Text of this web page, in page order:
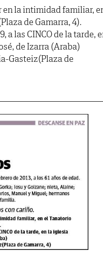
en la intimidad familiar,
de Gamarra, 4).
a las CINCO de la tarde,
de Izarra (Araba)
Gasteiz(Plaza de